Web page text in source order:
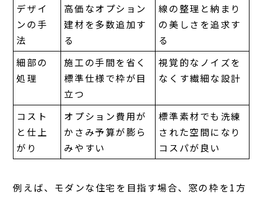
デザイ
ンの手
法
高価なオプション
建材を多数追加す
る
線の整理と納まり
の美しさを追求す
る
細部の
処理
施工の手間を省く
標準仕様で枠が目
立つ
視覚的なノイズを
なくす繊細な設計
コスト
と仕上
がり
オプション費用が
かさみ予算が膨ら
みやすい
標準素材でも洗練
された空間になり
コスパが良い
例えば、モダンな住宅を目指す場合、窓の枠を1方